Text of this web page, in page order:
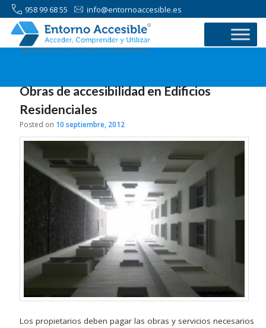
958 99 68 55 info@entornoaccesible.es
ARCHIVO DE LA ETIQUETA:REFORMAS
Obras de accesibilidad en Edificios
Residenciales
Posted on 10 septiembre, 2012
Los propietarios deben pagar las obras y servicios necesarios